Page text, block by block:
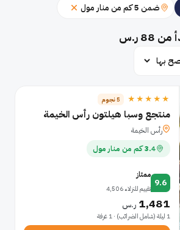
ضمن 5 كم من منار مول
88 ر.س
★★★★★ 5 نجوم
منتجع وسبا هيلتون رأس الخيمة
رأس الخيمة
3.4 كم من منار مول
9.6
ممتاز
تقييم للنزلاء 4,506
1,481 ر.س
1 ليلة (شامل الضرائب) · 1 غرفة